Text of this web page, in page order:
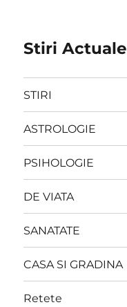
Stiri Actuale
STIRI
ASTROLOGIE
PSIHOLOGIE
DE VIATA
SANATATE
CASA SI GRADINA
Retete